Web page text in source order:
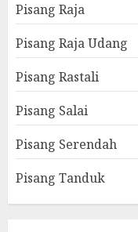
Pisang Raja
Pisang Raja Udang
Pisang Rastali
Pisang Salai
Pisang Serendah
Pisang Tanduk